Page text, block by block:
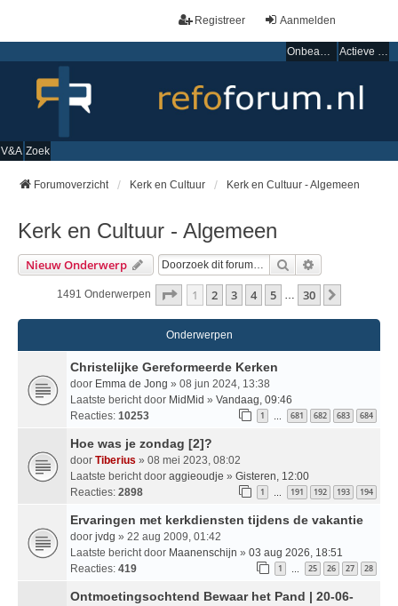
Aanmelden
Registreer
Onbeantwoorde onderwerpen Actieve onderwerpen
V&A Zoek
Forumoverzicht Kerk en Cultuur Kerk en Cultuur - Algemeen
Kerk en Cultuur - Algemeen
Nieuw Onderwerp Zoek
1491 Onderwerpen Pagina Van30
1 2 3 4 5 30
Onderwerpen
Christelijke Gereformeerde Kerken
door Emma de Jong » 08 jun 2024, 13:38
Laatste bericht door MidMid » Vandaag, 09:46
Reacties: 10253 1 … 681 682 683 684
Hoe was je zondag [2]?
door Tiberius » 08 mei 2023, 08:02
Laatste bericht door aggieoudje » Gisteren, 12:00
Reacties: 2898 1 … 191 192 193 194
Ervaringen met kerkdiensten tijdens de vakantie
door jvdg » 22 aug 2009, 01:42
Laatste bericht door Maanenschijn » 03 aug 2026, 18:51
Reacties: 419 1 … 25 26 27 28
Ontmoetingsochtend Bewaar het Pand | 20-06-